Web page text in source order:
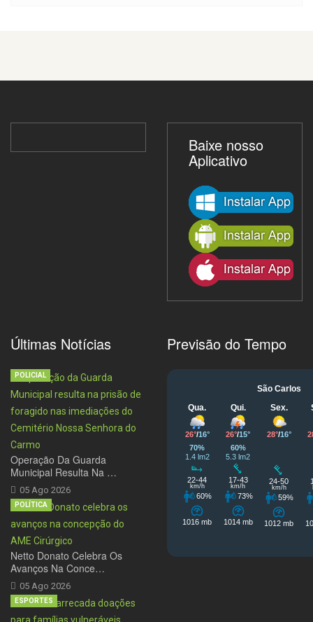
Baixe nosso
Aplicativo
Últimas Notícias
Operação Da Guarda
Municipal Resulta Na …
05 Ago 2026
POLICIAL
Netto Donato Celebra Os
Avanços Na Conce…
05 Ago 2026
POLÍTICA
ESPORTES
Previsão do Tempo